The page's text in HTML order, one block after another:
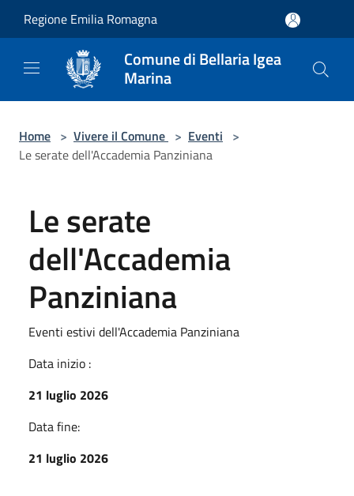
Regione Emilia Romagna
Comune di Bellaria Igea
Marina
Home > Vivere il Comune > Eventi >
Le serate dell'Accademia Panziniana
Le serate
dell'Accademia
Panziniana
Eventi estivi dell'Accademia Panziniana
Data inizio :
21 luglio 2026
Data fine:
21 luglio 2026